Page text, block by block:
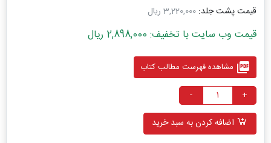
قیمت پشت جلد: 3,220,000 ریال
قیمت وب سایت با تخفیف: 2,898,000 ریال
picture_as_pdf مشاهده فهرست مطالب کتاب
+
-
اضافه کردن به سبد خرید